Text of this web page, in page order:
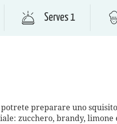
Serves 1
preparare uno
zucchero, brandy, limone